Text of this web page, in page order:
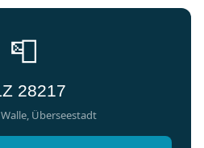
📮
28217
Überseestadt